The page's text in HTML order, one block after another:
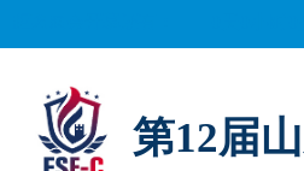
第12届